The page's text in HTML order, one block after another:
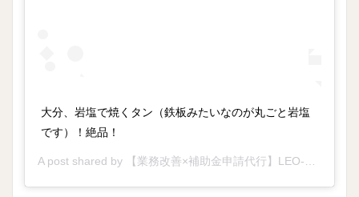
大分、岩塩で焼くタン（鉄板みたいなのが丸ごと岩塩
です）！絶品！
A post shared by 【業務改善×補助金申請代行】LEO-Makoto大澤